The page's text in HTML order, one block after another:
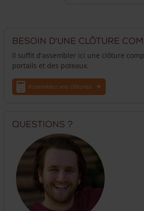
Besoin d'une clôture
Il suffit d'assembler ici une clôture
portails et des poteaux.
Assemblez vos clôtures
Questions ?